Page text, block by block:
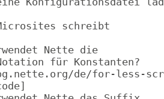
schreibt
Nette die
für Konstanten?
de/for-less-